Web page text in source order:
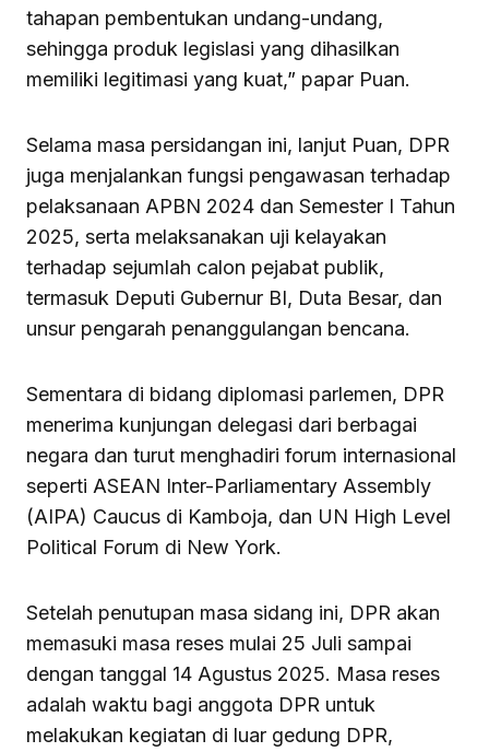
tahapan pembentukan undang-undang,
sehingga produk legislasi yang dihasilkan
memiliki legitimasi yang kuat,” papar Puan.
Selama masa persidangan ini, lanjut Puan, DPR
juga menjalankan fungsi pengawasan terhadap
pelaksanaan APBN 2024 dan Semester I Tahun
2025, serta melaksanakan uji kelayakan
terhadap sejumlah calon pejabat publik,
termasuk Deputi Gubernur BI, Duta Besar, dan
unsur pengarah penanggulangan bencana.
Sementara di bidang diplomasi parlemen, DPR
menerima kunjungan delegasi dari berbagai
negara dan turut menghadiri forum internasional
seperti ASEAN Inter-Parliamentary Assembly
(AIPA) Caucus di Kamboja, dan UN High Level
Political Forum di New York.
Setelah penutupan masa sidang ini, DPR akan
memasuki masa reses mulai 25 Juli sampai
dengan tanggal 14 Agustus 2025. Masa reses
adalah waktu bagi anggota DPR untuk
melakukan kegiatan di luar gedung DPR,